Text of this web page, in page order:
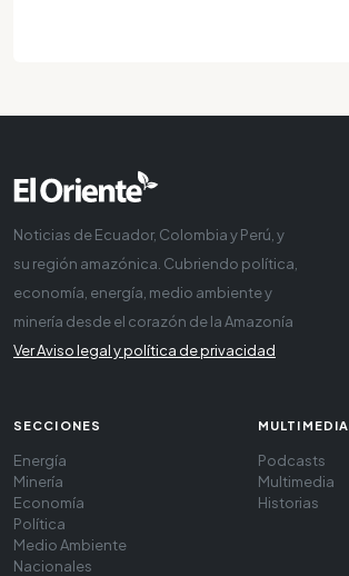
Noticias de Ecuador, Colombia y Perú, y
su región amazónica. Cubriendo política,
economía, energía, medio ambiente y
minería desde el corazón de la Amazonía
Ver Aviso legal y política de privacidad
SECCIONES
Energía
Minería
Economía
Política
Medio Ambiente
Nacionales
MULTIMEDIA
Podcasts
Multimedia
Historias